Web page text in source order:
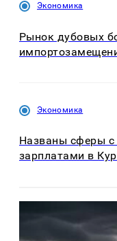
Экономика
Рынок дубовых
Экономика
Названы сферы
зарплатами в